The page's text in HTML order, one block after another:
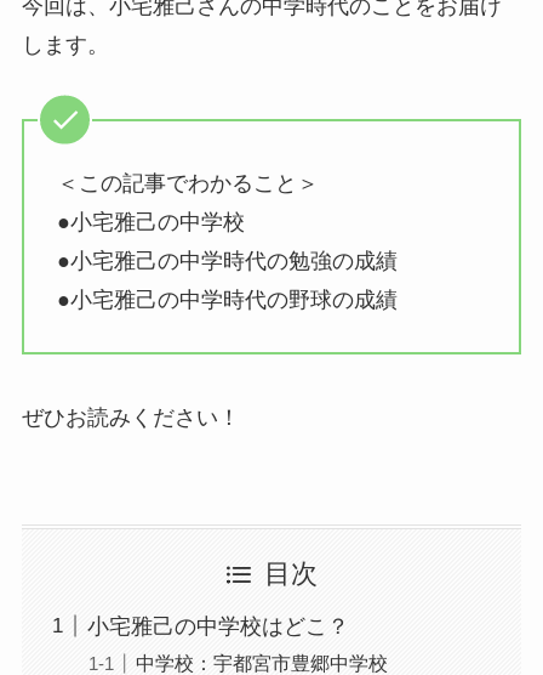
今回は、小宅雅己さんの中学時代のことをお届け
します。
＜この記事でわかること＞
●小宅雅己の中学校
●小宅雅己の中学時代の勉強の成績
●小宅雅己の中学時代の野球の成績
ぜひお読みください！
目次
小宅雅己の中学校はどこ？
中学校：宇都宮市豊郷中学校